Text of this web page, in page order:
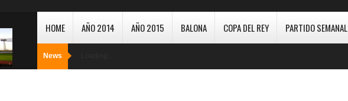
HOME AÑO 2014 AÑO 2015 BALONA COPA DEL REY PARTIDO SEMANAL
News